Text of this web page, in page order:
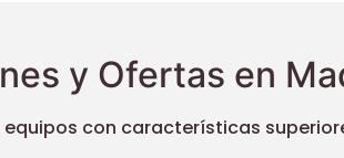
y Ofertas en
con características